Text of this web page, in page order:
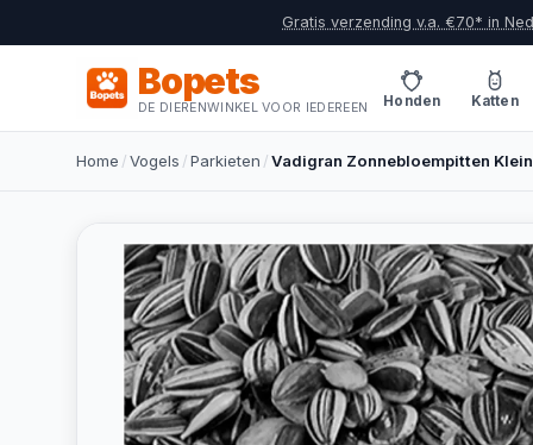
Gratis verzending v.a. €70* in
Bopets
DE DIERENWINKEL VOOR IEDEREEN Honden Katten
Home /Vogels /Parkieten /Vadigran Zonnebloempitten